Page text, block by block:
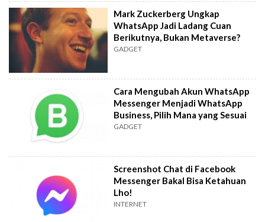
Mark Zuckerberg Ungkap
WhatsApp Jadi Ladang Cuan
Berikutnya, Bukan Metaverse?
GADGET
Cara Mengubah Akun WhatsApp
Messenger Menjadi WhatsApp
Business, Pilih Mana yang Sesuai
GADGET
Screenshot Chat di Facebook
Messenger Bakal Bisa Ketahuan
Lho!
INTERNET